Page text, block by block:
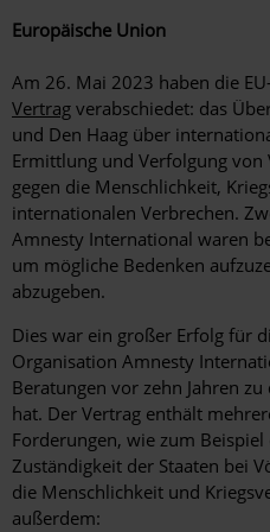
Europäische Union
Am 26. Mai 2023 haben die
Vertrag verabschiedet: das
und Den Haag über
Ermittlung und Verfolgung
gegen die Menschlichkeit,
internationalen Verbrechen.
Amnesty International waren
um mögliche Bedenken
abzugeben.
Dies war ein großer Erfolg für
Organisation Amnesty
Beratungen vor zehn Jahren
hat. Der Vertrag enthält
Forderungen, wie zum
Zuständigkeit der Staaten bei
die Menschlichkeit und
außerdem: